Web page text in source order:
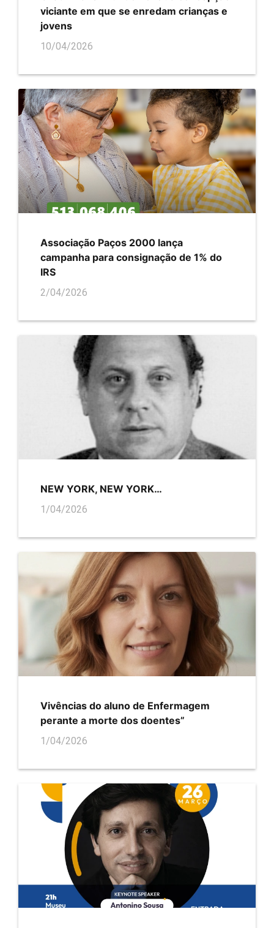
viciante em que se enredam crianças e
jovens
10/04/2026
Associação Paços 2000 lança
campanha para consignação de 1% do
IRS
2/04/2026
NEW YORK, NEW YORK…
1/04/2026
Vivências do aluno de Enfermagem
perante a morte dos doentes”
1/04/2026